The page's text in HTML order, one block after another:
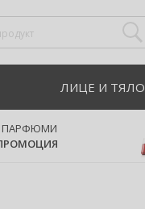
ЛИЦЕ И ТЯЛО
ПАРФЮМИ